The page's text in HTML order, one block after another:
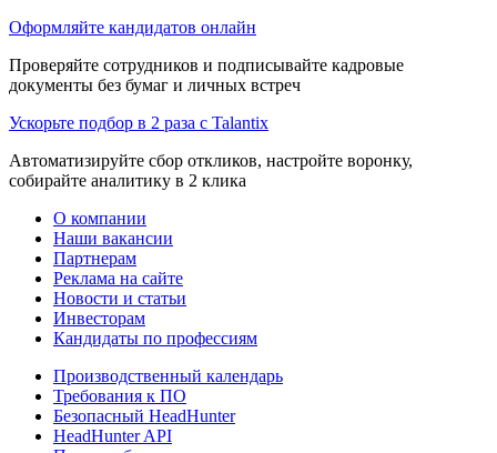
Оформляйте кандидатов онлайн
Проверяйте сотрудников и подписывайте кадровые
документы без бумаг и личных встреч
Ускорьте подбор в 2 раза с Talantix
Автоматизируйте сбор откликов, настройте воронку,
собирайте аналитику в 2 клика
О компании
Наши вакансии
Партнерам
Реклама на сайте
Новости и статьи
Инвесторам
Кандидаты по профессиям
Производственный календарь
Требования к ПО
Безопасный HeadHunter
HeadHunter API